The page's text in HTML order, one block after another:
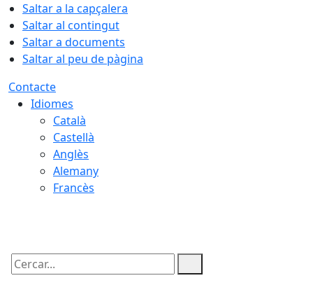
Saltar a la capçalera
Saltar al contingut
Saltar a documents
Saltar al peu de pàgina
Contacte
Idiomes
Català
Castellà
Anglès
Alemany
Francès
Cercar: